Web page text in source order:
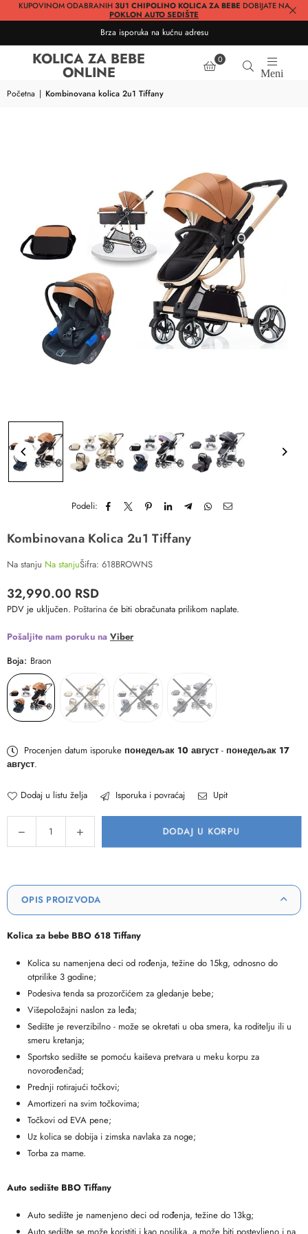
KUPOVINOM ODABRANIH3U1 CHIPOLINO KOLICA ZA BEBE DOBIJATE NA
POKLON AUTO SEDIŠTE
Brza isporuka na kućnu adresu
Meni
KOLICA ZA BEBE
ONLINE
0
Početna | Kombinovana kolica 2u1 Tiffany
Podeli:
Kombinovana Kolica 2u1 Tiffany
Na stanju Na stanjuŠifra: 618BROWNS
Redovna
cena
32,990.00 RSD
PDV je uključen. Poštarina će biti obračunata prilikom naplate.
Pošaljite nam poruku na Viber
Boja: Braon
Procenjen datum isporuke понедељак 10 август - понедељак 17
август.
Dodaj u listu želja Isporuka i povraćaj Upit
Smanji
količinu
2u1
Povećaj
količinu
2u1
DODAJ U KORPU
OPIS PROIZVODA
Kolica za bebe BBO 618 Tiffany
Kolica su namenjena deci od rođenja, težine do 15kg, odnosno do
otprilike 3 godine;
Podesiva tenda sa prozorčićem za gledanje bebe;
Višepoložajni naslon za leđa;
Sedište je reverzibilno - može se okretati u oba smera, ka roditelju ili u
smeru kretanja;
Sportsko sedište se pomoću kaiševa pretvara u meku korpu za
novorođenčad;
Prednji rotirajući točkovi;
Amortizeri na svim točkovima;
Točkovi od EVA pene;
Uz kolica se dobija i zimska navlaka za noge;
Torba za mame.
Auto sedište BBO Tiffany
Auto sedište je namenjeno deci od rođenja, težine do 13kg;